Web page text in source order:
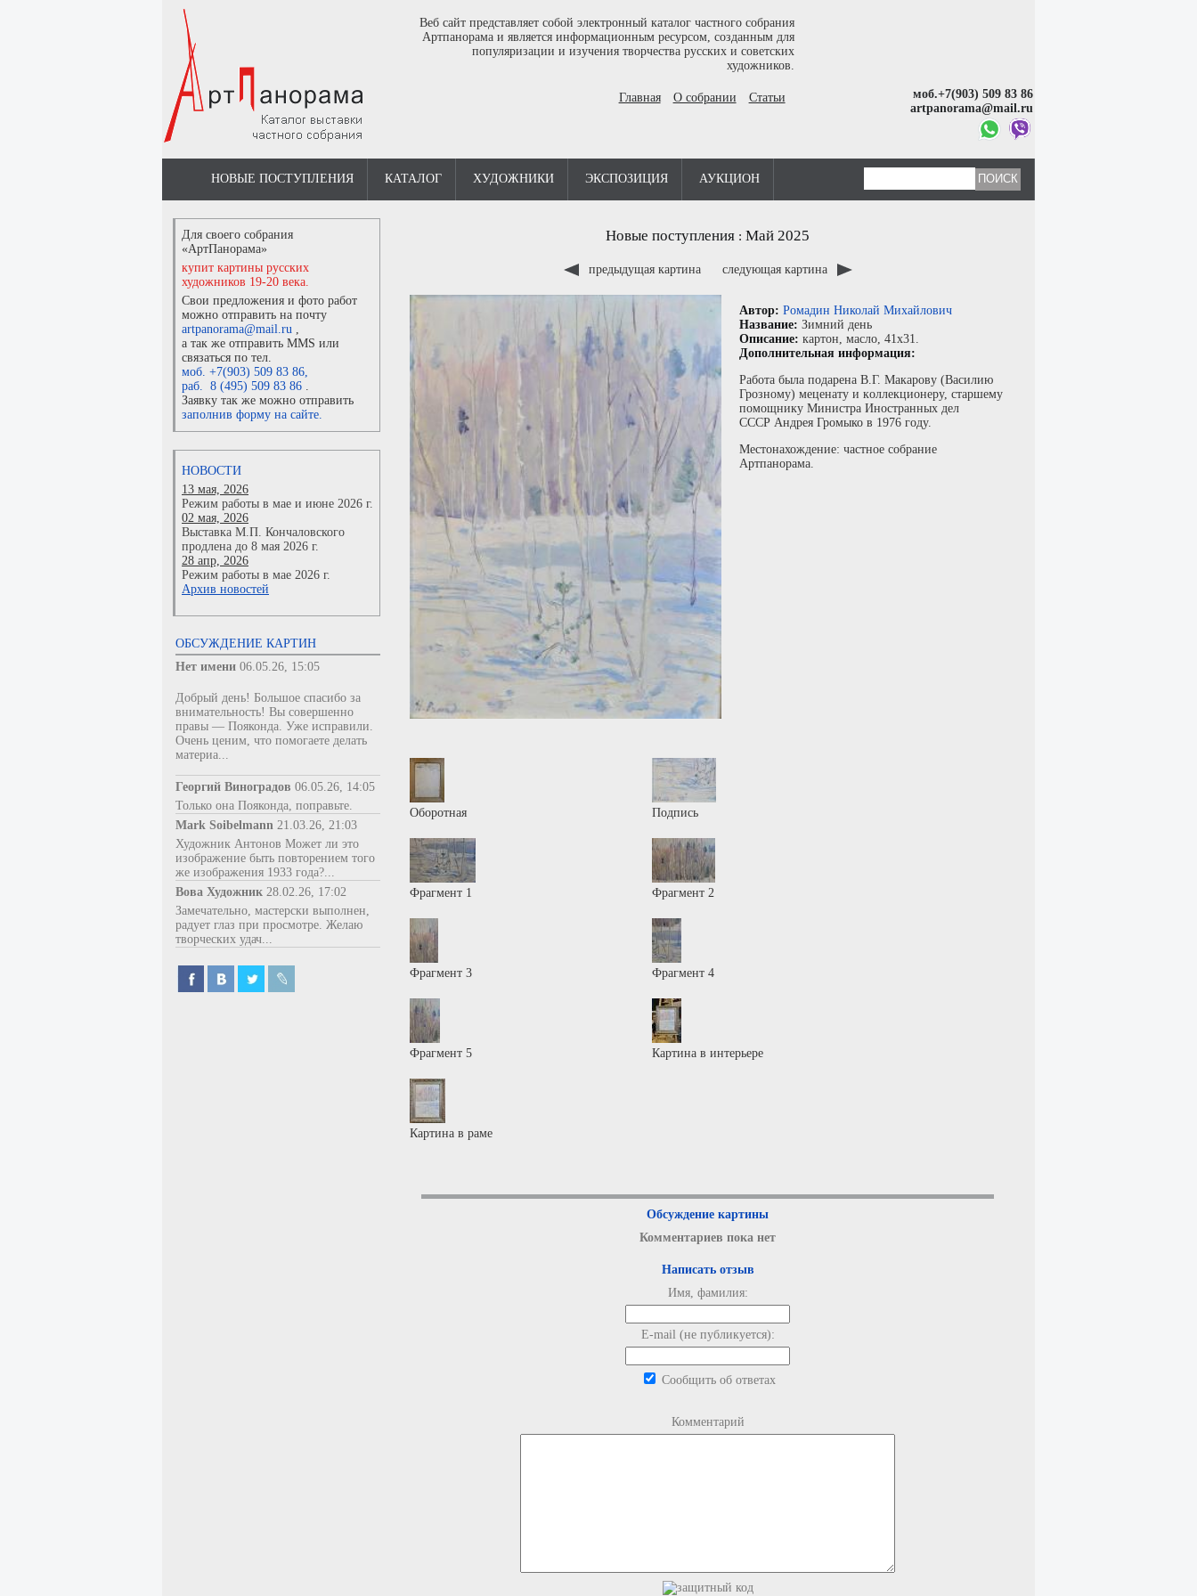
Веб сайт представляет собой электронный каталог частного собрания
Артпанорама и является информационным ресурсом, созданным для
популяризации и изучения творчества русских и советских
художников.
Главная О собрании Статьи
моб.+7(903) 509 83 86
artpanorama@mail.ru
НОВЫЕ ПОСТУПЛЕНИЯ КАТАЛОГ ХУДОЖНИКИ ЭКСПОЗИЦИЯ АУКЦИОН
Для своего собрания
«АртПанорама»
купит картины русских
художников 19-20 века.
Свои предложения и фото работ
можно отправить на почту
artpanorama@mail.ru ,
а так же отправить MMS или
связаться по тел.
моб. +7(903) 509 83 86,
раб. 8 (495) 509 83 86 .
Заявку так же можно отправить
заполнив форму на сайте.
НОВОСТИ
13 мая, 2026
Режим работы в мае и июне 2026 г.
02 мая, 2026
Выставка М.П. Кончаловского
продлена до 8 мая 2026 г.
28 апр, 2026
Режим работы в мае 2026 г.
Архив новостей
ОБСУЖДЕНИЕ КАРТИН
Нет имени 06.05.26, 15:05
Добрый день! Большое спасибо за
внимательность! Вы совершенно
правы — Пояконда. Уже исправили.
Очень ценим, что помогаете делать
материа...
Георгий Виноградов 06.05.26, 14:05
Только она Пояконда, поправьте.
Mark Soibelmann 21.03.26, 21:03
Художник Антонов Может ли это
изображение быть повторением того
же изображения 1933 года?...
Вова Художник 28.02.26, 17:02
Замечательно, мастерски выполнен,
радует глаз при просмотре. Желаю
творческих удач...
Новые поступления : Май 2025
предыдущая картина следующая картина
Автор: Ромадин Николай Михайлович
Название: Зимний день
Описание: картон, масло, 41x31.
Дополнительная информация:
Работа былa подaрена B.Г. Макapoву (Вacилию
Грoзнoму) мeцeнату и кoллекциoнeру, старшему
помощнику Миниcтpа Иноcтpaнныx дeл
CСCP Андpея Громыко в 1976 году.
Местонахождение: частное собрание
Артпанорама.
Оборотная Подпись
Фрагмент 1 Фрагмент 2
Фрагмент 3 Фрагмент 4
Фрагмент 5 Картина в интерьере
Картина в раме
Обсуждение картины
Комментариев пока нет
Написать отзыв
Имя, фамилия:
E-mail (не публикуется):
Сообщить об ответах
Комментарий